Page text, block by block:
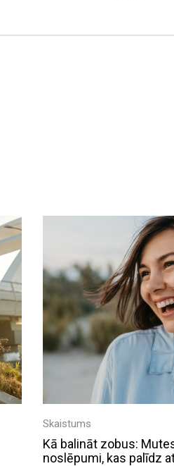
Skaistums
Kā balināt zobus:
noslēpumi, kas palīdz